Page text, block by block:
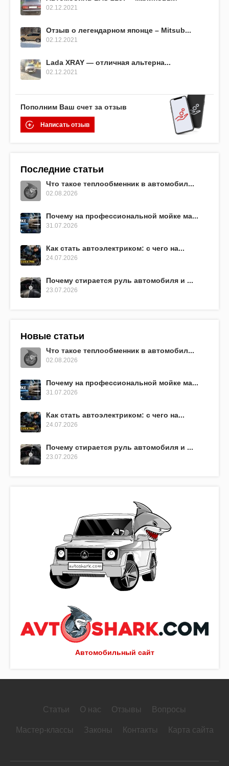
Автомобильный сайт
02.12.2021
Отзыв о легендарном японце – Mitsub...
02.12.2021
Lada XRAY — отличная альтерна...
02.12.2021
Пополним Ваш счет за отзыв
Написать отзыв
Последние статьи
Что такое теплообменник в автомобил...
02.08.2026
Почему на профессиональной мойке ма...
31.07.2026
Как стать автоэлектриком: с чего на...
24.07.2026
Почему стирается руль автомобиля и ...
23.07.2026
Новые статьи
Что такое теплообменник в автомобил...
02.08.2026
Почему на профессиональной мойке ма...
31.07.2026
Как стать автоэлектриком: с чего на...
24.07.2026
Почему стирается руль автомобиля и ...
23.07.2026
Статьи О нас Отзывы Вопросы
Мастер-классы Законы Контакты Карта сайта